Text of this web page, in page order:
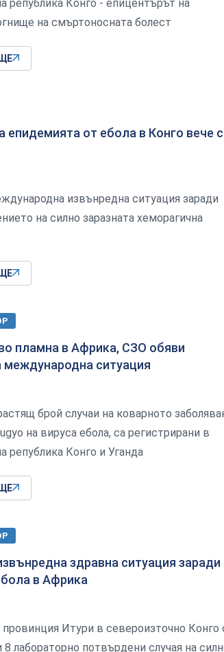
република Конго - епицентърът на
на смъртоносната болест
епидемията от ебола в Конго вече
извънредна ситуация заради
на силно заразната хеморагична
пламна в Африка, СЗО обяви
международна ситуация
брой случаи на коварното
на вируса ебола, са регистрирани в
република Конго и Уганда
здравна ситуация заради
в Африка
Итури в североизточно Конго
8 лабораторно потвърдени случая на